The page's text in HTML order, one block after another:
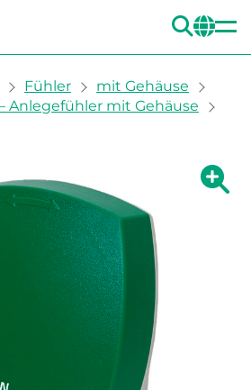
Fühler
mit Gehäuse
Anlegefühler mit Gehäuse
Zeige